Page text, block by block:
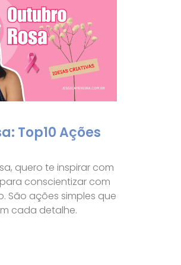
Top10 Ações
quero te inspirar com
conscientizar com
São ações simples que
cada detalhe.